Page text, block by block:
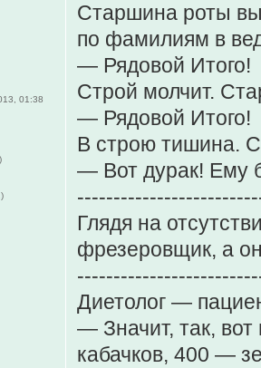
Старшина роты
по фамилиям в
— Рядовой Итого!
Строй молчит.
— Рядовой Итого!
В строю тишина.
— Вот дурак! Ему
Глядя на
фрезеровщик, а
Диетолог —
— Значит, так,
кабачков, 400 —
01:38